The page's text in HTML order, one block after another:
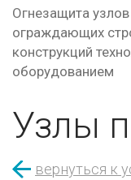
Огнезащита
ограждающих
конструкций
оборудованием
Узлы
вернуться к